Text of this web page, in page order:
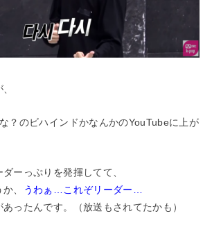
？のビハインドかなんかのYouTubeに上が
ーっぷりを発揮してて、
、
うわぁ…これぞリーダー…
ったんです。（放送もされてたかも）